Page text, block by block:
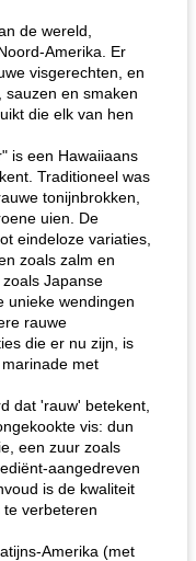
de wereld,
Amerika. Er
visgerechten, en
sauzen en smaken
die elk van hen
is een Hawaiiaans
Traditioneel was
tonijnbrokken,
uien. De
eindeloze variaties,
zoals zalm en
Japanse
unieke wendingen
rauwe
die er nu zijn, is
met
dat 'rauw' betekent,
vis: dun
een zuur zoals
aangedreven
is de kwaliteit
verbeteren
Amerika (met